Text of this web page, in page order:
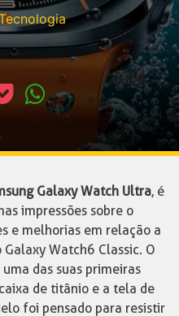
Galaxy Watch Ultra, é
impressões sobre o
e melhorias em relação a
Watch6 Classic. O
das suas primeiras
de titânio e a tela de
foi pensado para resistir